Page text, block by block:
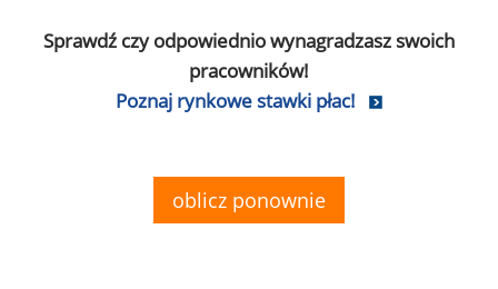
Sprawdź czy odpowiednio wynagradzasz swoich
pracowników!
Poznaj rynkowe stawki płac!
oblicz ponownie